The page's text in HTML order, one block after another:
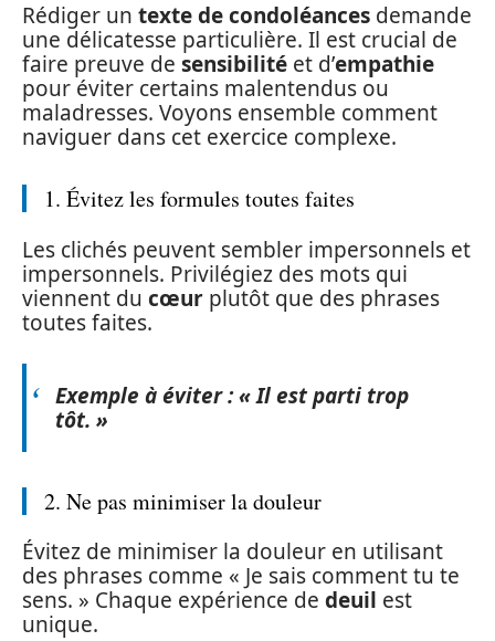
Rédiger un texte de condoléances demande
une délicatesse particulière. Il est crucial de
faire preuve de sensibilité et d’empathie
pour éviter certains malentendus ou
maladresses. Voyons ensemble comment
naviguer dans cet exercice complexe.
1. Évitez les formules toutes faites
Les clichés peuvent sembler impersonnels et
impersonnels. Privilégiez des mots qui
viennent du cœur plutôt que des phrases
toutes faites.
Exemple à éviter : « Il est parti trop
tôt. »
2. Ne pas minimiser la douleur
Évitez de minimiser la douleur en utilisant
des phrases comme « Je sais comment tu te
sens. » Chaque expérience de deuil est
unique.